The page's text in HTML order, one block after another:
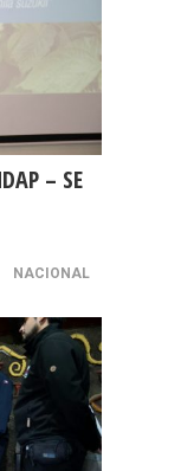
– SE
NACIONAL